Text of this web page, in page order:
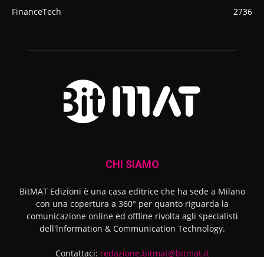
FinanceTech
2736
CHI SIAMO
BitMAT Edizioni è una casa editrice che ha sede a Milano
con una copertura a 360° per quanto riguarda la
comunicazione online ed offline rivolta agli specialisti
dell'lnformation & Communication Technology.
Contattaci: redazione.bitmat@bitmat.it